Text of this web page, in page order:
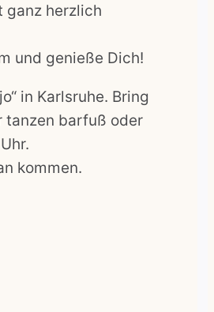
ganz herzlich
und genieße Dich!
in Karlsruhe. Bring
tanzen barfuß oder
kommen.